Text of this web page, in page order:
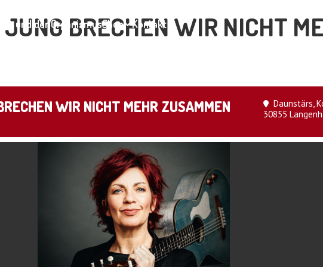
und der OrganismusShop Kontakt
BRECHEN WIR NICHT
WIR NICHT MEHR ZUSAMMEN Daunstärs,
30855